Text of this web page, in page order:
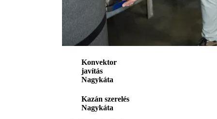
Konvektor
javítás
Nagykáta
Kazán szerelés
Nagykáta